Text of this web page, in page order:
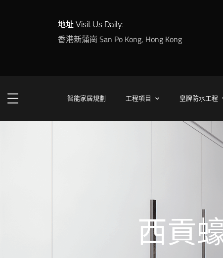
地址 Visit Us Daily:
香港新蒲崗 San Po Kong, Hong Kong
智能家居規劃 工程項目 皇牌防水工程
西貢